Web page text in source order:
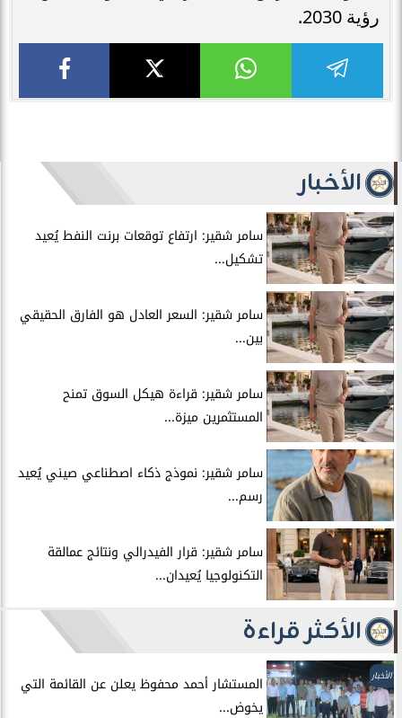
رؤية 2030.
الأخبار
سامر شقير: ارتفاع توقعات برنت النفط يُعيد
تشكيل...
سامر شقير: السعر العادل هو الفارق الحقيقي
بين...
سامر شقير: قراءة هيكل السوق تمنح
المستثمرين ميزة...
سامر شقير: نموذج ذكاء اصطناعي صيني يُعيد
رسم...
سامر شقير: قرار الفيدرالي ونتائج عمالقة
التكنولوجيا يُعيدان...
الأكثر قراءة
الأخبار
المستشار أحمد محفوظ يعلن عن القائمة التي
يخوض...